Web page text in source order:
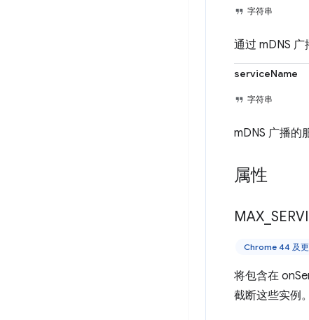
字符串
通过 mDNS 广
serviceName
字符串
mDNS 广播的
属性
MAX
Chrome 44 及
将包含在
截断这些实例。